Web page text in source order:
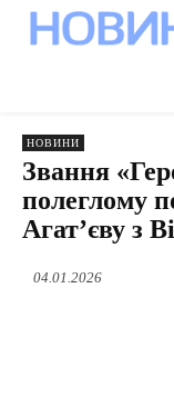
НОВИНИ
Звання
полеглому
Агат’єву з
04.01.2026